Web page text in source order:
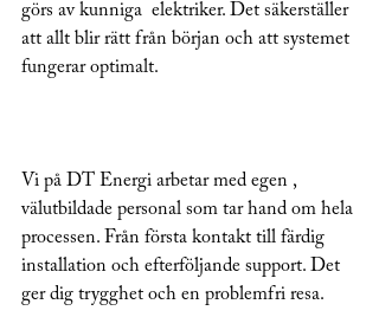
görs av kunniga  elektriker. Det säkerställer
att allt blir rätt från början och att systemet
fungerar optimalt.
Vi på DT Energi arbetar med egen ,
välutbildade personal som tar hand om hela
processen. Från första kontakt till färdig
installation och efterföljande support. Det
ger dig trygghet och en problemfri resa.